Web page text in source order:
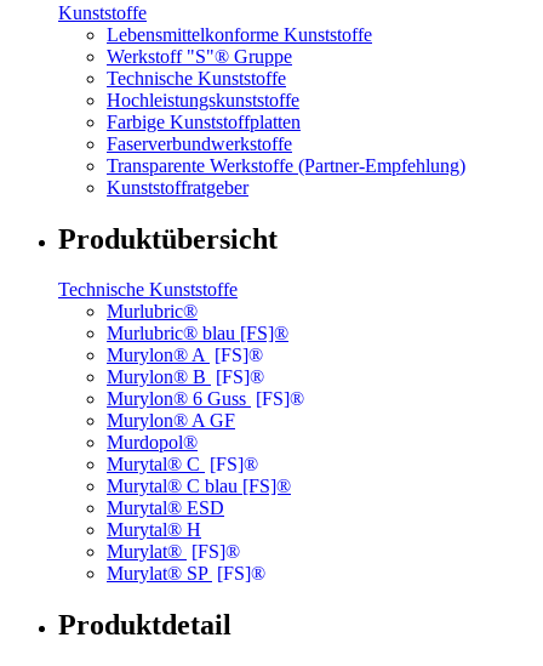
Kunststoffe
Lebensmittelkonforme Kunststoffe
Werkstoff "S"® Gruppe
Technische Kunststoffe
Hochleistungskunststoffe
Farbige Kunststoffplatten
Faserverbundwerkstoffe
Transparente Werkstoffe (Partner-Empfehlung)
Kunststoffratgeber
Produktübersicht
Technische Kunststoffe
Murlubric®
Murlubric® blau [FS]®
Murylon® A [FS]®
Murylon® B [FS]®
Murylon® 6 Guss [FS]®
Murylon® A GF
Murdopol®
Murytal® C [FS]®
Murytal® C blau [FS]®
Murytal® ESD
Murytal® H
Murylat® [FS]®
Murylat® SP [FS]®
Produktdetail